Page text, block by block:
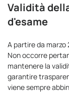
Validità
d'esame
A partire da marzo
Non occorre
mantenere la
garantire
viene sempre